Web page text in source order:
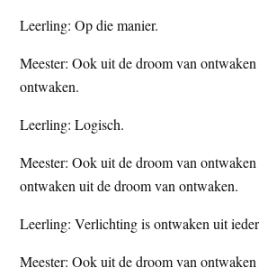
Leerling: Op die manier.
Meester: Ook uit de droom van
ontwaken.
Leerling: Logisch.
Meester: Ook uit de droom van
ontwaken uit de droom van ontwaken.
Leerling: Verlichting is ontwaken uit
Meester: Ook uit de droom van